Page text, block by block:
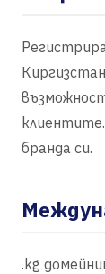
бранда си.
.kg